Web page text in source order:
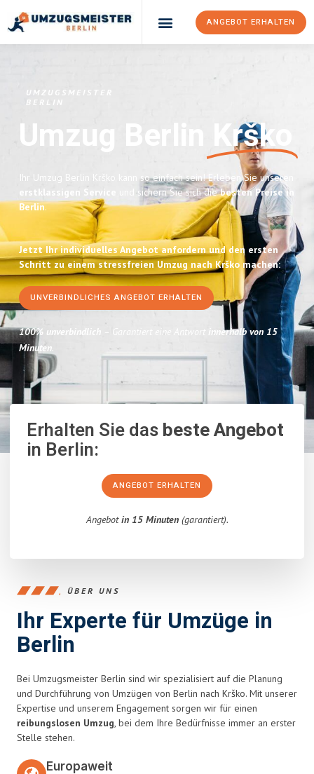
ANGEBOT ERHALTEN
UMZUGSMEISTER
BERLIN
Umzug Berlin Krško
Ihr Umzug Berlin Krško kann so einfach sein! Erleben Sie unseren
erstklassigen Service
und sichern Sie sich diebesten Preise in
Berlin.
Jetzt Ihr individuelles Angebot anfordern und den ersten
Schritt zu einem stressfreien Umzug nach Krško machen:
UNVERBINDLICHES ANGEBOT ERHALTEN
100% unverbindlich – Garantiert eine Antwort
innerhalb von 15
Minuten.
Erhalten Sie dasbeste Angebot
in Berlin:
ANGEBOT ERHALTEN
Angebotin 15 Minuten(garantiert).
ÜBER UNS
Ihr Experte für Umzüge in
Berlin
Bei Umzugsmeister Berlin sind wir spezialisiert auf die Planung
und Durchführung von Umzügen von Berlin nach Krško. Mit unserer
Expertise und unserem Engagement sorgen wir für einen
reibungslosen Umzug, bei dem Ihre Bedürfnisse immer an erster
Stelle stehen.
Europaweit